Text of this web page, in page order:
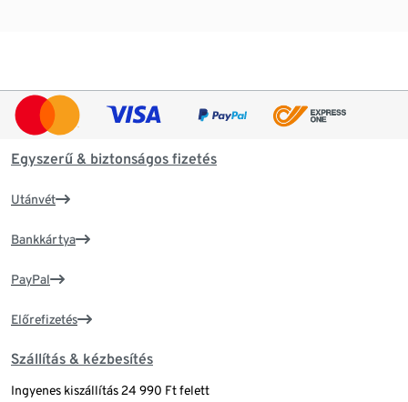
Egyszerű & biztonságos fizetés
Utánvét
Bankkártya
PayPal
Előrefizetés
Szállítás & kézbesítés
Ingyenes kiszállítás 24 990 Ft felett